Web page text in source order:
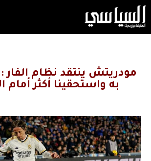
مودريتش ينتقد نظام
به واستحقينا أكثر أمام